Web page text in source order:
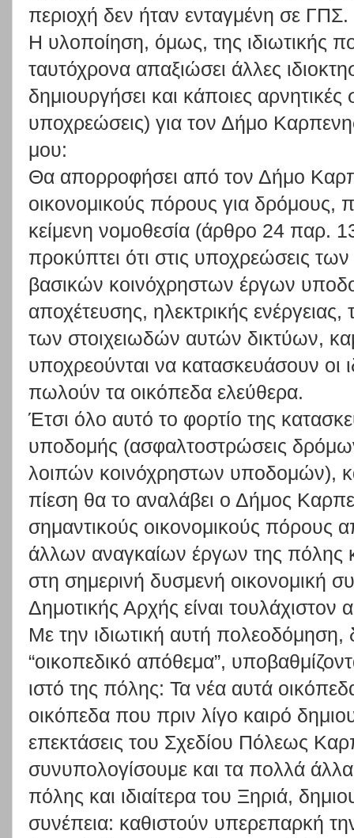
περιοχή δεν ήταν ενταγμένη σε ΓΠΣ.
Η υλοποίηση, όμως, της ιδιωτικής
ταυτόχρονα απαξιώσει άλλες
δημιουργήσει και κάποιες αρνητικές
υποχρεώσεις) για τον Δήμο
μου:
Θα απορροφήσει από τον Δήμο
οικονομικούς πόρους για δρόμους,
κείμενη νομοθεσία (άρθρο 24 παρ.
προκύπτει ότι στις υποχρεώσεις
βασικών κοινόχρηστων έργων
αποχέτευσης, ηλεκτρικής
των στοιχειωδών αυτών δικτύων,
υποχρεούνται να κατασκευάσουν οι
πωλούν τα οικόπεδα ελεύθερα.
Έτσι όλο αυτό το φορτίο της
υποδομής (ασφαλτοστρώσεις
λοιπών κοινόχρηστων υποδομών),
πίεση θα το αναλάβει ο Δήμος
σημαντικούς οικονομικούς πόρους
άλλων αναγκαίων έργων της πόλης
στη σημερινή δυσμενή οικονομική
Δημοτικής Αρχής είναι
Με την ιδιωτική αυτή πολεοδόμηση,
“οικοπεδικό απόθεμα”,
ιστό της πόλης: Τα νέα αυτά
οικόπεδα που πριν λίγο καιρό
επεκτάσεις του Σχεδίου Πόλεως
συνυπολογίσουμε και τα πολλά
πόλης και ιδιαίτερα του Ξηριά,
συνέπεια: καθιστούν υπερεπαρκή